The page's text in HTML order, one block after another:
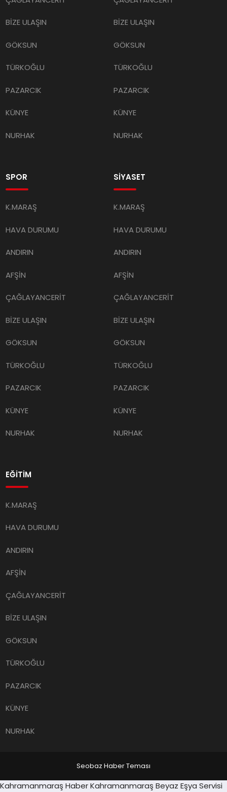
BİZE ULAŞIN
GÖKSUN
TÜRKOĞLU
PAZARCIK
KÜNYE
NURHAK
BİZE ULAŞIN
GÖKSUN
TÜRKOĞLU
PAZARCIK
KÜNYE
NURHAK
SPOR
K.MARAŞ
HAVA DURUMU
ANDIRIN
AFŞİN
ÇAĞLAYANCERİT
BİZE ULAŞIN
GÖKSUN
TÜRKOĞLU
PAZARCIK
KÜNYE
NURHAK
SİYASET
K.MARAŞ
HAVA DURUMU
ANDIRIN
AFŞİN
ÇAĞLAYANCERİT
BİZE ULAŞIN
GÖKSUN
TÜRKOĞLU
PAZARCIK
KÜNYE
NURHAK
EĞİTİM
K.MARAŞ
HAVA DURUMU
ANDIRIN
AFŞİN
ÇAĞLAYANCERİT
BİZE ULAŞIN
GÖKSUN
TÜRKOĞLU
PAZARCIK
KÜNYE
NURHAK
Seobaz Haber Teması
Sancaktepe
Kahramanmaraş HaberKahramanmaraş Beyaz Eşya Servisi